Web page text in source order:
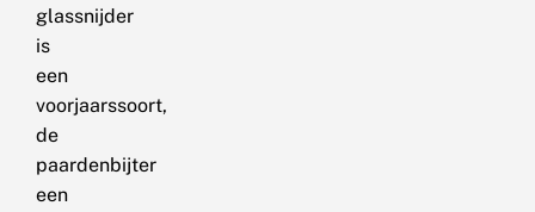
glassnijder
is
een
voorjaarssoort,
de
paardenbijter
een